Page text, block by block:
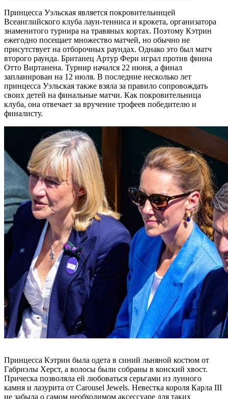
Принцесса Уэльская является покровительницей
Всеанглийского клуба лаун-тенниса и крокета, организатора
знаменитого турнира на травяных кортах. Поэтому Кэтрин
ежегодно посещает множество матчей, но обычно не
присутствует на отборочных раундах. Однако это был матч
второго раунда. Британец Артур Фери играл против финна
Отто Виртанена. Турнир начался 22 июня, а финал
запланирован на 12 июля. В последние несколько лет
принцесса Уэльская также взяла за правило сопровождать
своих детей на финальные матчи. Как покровительница
клуба, она отвечает за вручение трофеев победителю и
финалисту.
Принцесса Кэтрин была одета в синий льняной костюм от
Габриэлы Херст, а волосы были собраны в конский хвост.
Прическа позволяла ей любоваться серьгами из лунного
камня и лазурита от Carousel Jewels. Невестка короля Карла III
не забыла о самом необходимом аксессуаре для таких